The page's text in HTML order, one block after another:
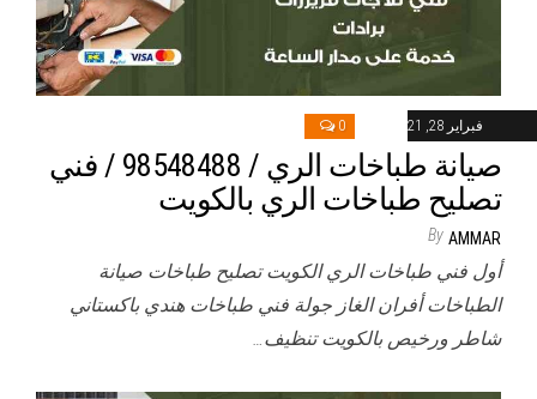
فبراير 28, 2021 0
صيانة طباخات الري / 98548488 / فني
تصليح طباخات الري بالكويت
By AMMAR
أول فني طباخات الري الكويت تصليح طباخات صيانة
الطباخات أفران الغاز جولة فني طباخات هندي باكستاني
شاطر ورخيص بالكويت تنظيف…